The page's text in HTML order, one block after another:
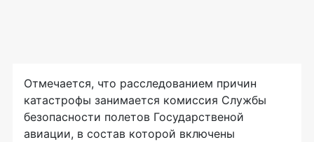
Отмечается, что расследованием причин
катастрофы занимается комиссия Службы
безопасности полетов Государственой
авиации, в состав которой включены